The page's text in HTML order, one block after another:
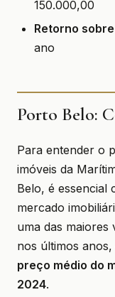
150.000,00
Retorno
ano
Porto Belo:
Para entender o
imóveis da
Belo, é essencial
mercado
uma das maiores
nos últimos
preço médio do
2024.